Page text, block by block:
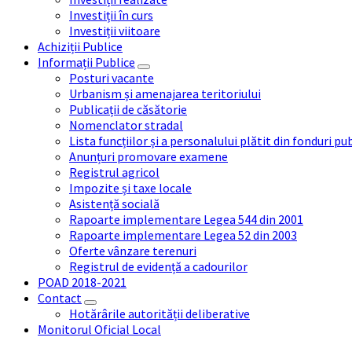
Investiții în curs
Investiții viitoare
Achiziții Publice
Informații Publice
Posturi vacante
Urbanism și amenajarea teritoriului
Publicații de căsătorie
Nomenclator stradal
Lista funcțiilor și a personalului plătit din fonduri
Anunțuri promovare examene
Registrul agricol
Impozite și taxe locale
Asistență socială
Rapoarte implementare Legea 544 din 2001
Rapoarte implementare Legea 52 din 2003
Oferte vânzare terenuri
Registrul de evidență a cadourilor
POAD 2018-2021
Contact
Hotărârile autorității deliberative
Monitorul Oficial Local